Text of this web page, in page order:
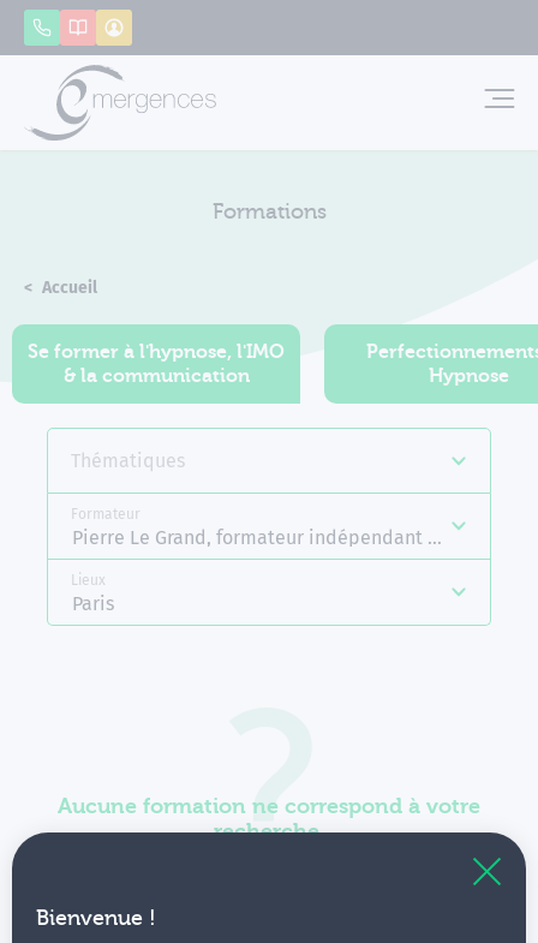
Bienvenue !
AppelerCatalogue
Formations
Accueil
Se former à l'hypnose, l'IMO
& la communication
Hypnose
Thématiques
Formateur
Pierre Le Grand, formateur indépendant Emergences
Lieux
Paris
Aucune formation ne correspond à votre
recherche.
Vous pouvez renouveler votre requête en élargissant
Panneau de gestion des cookies